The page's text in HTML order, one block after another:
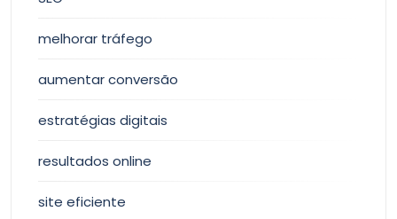
melhorar tráfego
aumentar conversão
estratégias digitais
resultados online
site eficiente